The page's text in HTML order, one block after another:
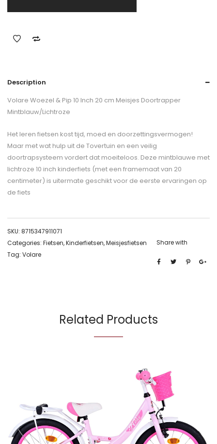
Description
Volare Woezel & Pip 10 Inch 20 cm Meisjes Doortrapper
Mintblauw/Lichtroze
Het leren fietsen kost tijd, moed en doorzettingsvermogen!
Maar met wat hulp uit de Tovertuin en een veilig
doortrapsysteem vordert dat moeiteloos. Deze mintblauwe met
lichtroze 10 inch kinderfiets (met een framemaat van 20
centimeter) is uitermate geschikt voor de eerste ervaringen op
de fiets
SKU: 8715347911071
Categories: Fietsen,Kinderfietsen,Meisjesfietsen
Tag: Volare
Share with
Related Products